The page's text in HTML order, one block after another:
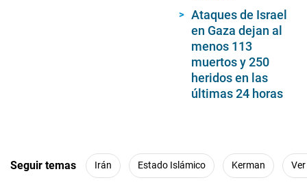
Ataques de Israel
en Gaza dejan al
menos 113
muertos y 250
heridos en las
últimas 24 horas
Seguir temas Irán Estado Islámico Kerman